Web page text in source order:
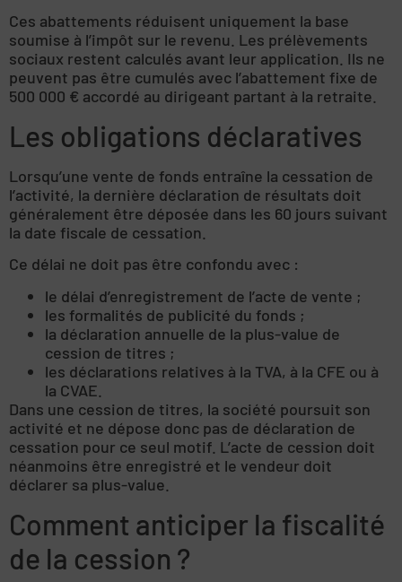
Ces abattements réduisent uniquement la base
soumise à l’impôt sur le revenu. Les prélèvements
sociaux restent calculés avant leur application. Ils ne
peuvent pas être cumulés avec l’abattement fixe de
500 000 € accordé au dirigeant partant à la retraite.
Les obligations déclaratives
Lorsqu’une vente de fonds entraîne la cessation de
l’activité, la dernière déclaration de résultats doit
généralement être déposée dans les 60 jours suivant
la date fiscale de cessation.
Ce délai ne doit pas être confondu avec :
le délai d’enregistrement de l’acte de vente ;
les formalités de publicité du fonds ;
la déclaration annuelle de la plus-value de
cession de titres ;
les déclarations relatives à la TVA, à la CFE ou à
la CVAE.
Dans une cession de titres, la société poursuit son
activité et ne dépose donc pas de déclaration de
cessation pour ce seul motif. L’acte de cession doit
néanmoins être enregistré et le vendeur doit
déclarer sa plus-value.
Comment anticiper la fiscalité
de la cession ?